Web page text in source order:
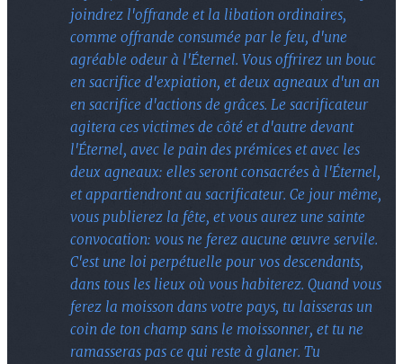
joindrez l'offrande et la libation ordinaires,
comme offrande consumée par le feu, d'une
agréable odeur à l'Éternel. Vous offrirez un bouc
en sacrifice d'expiation, et deux agneaux d'un an
en sacrifice d'actions de grâces. Le sacrificateur
agitera ces victimes de côté et d'autre devant
l'Éternel, avec le pain des prémices et avec les
deux agneaux: elles seront consacrées à l'Éternel,
et appartiendront au sacrificateur. Ce jour même,
vous publierez la fête, et vous aurez une sainte
convocation: vous ne ferez aucune œuvre servile.
C'est une loi perpétuelle pour vos descendants,
dans tous les lieux où vous habiterez. Quand vous
ferez la moisson dans votre pays, tu laisseras un
coin de ton champ sans le moissonner, et tu ne
ramasseras pas ce qui reste à glaner. Tu